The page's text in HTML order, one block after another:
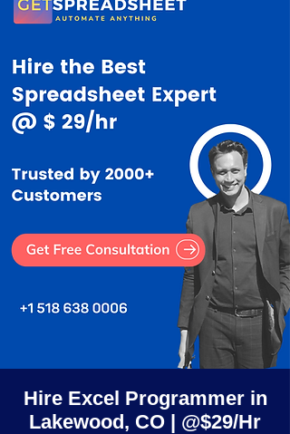
Hire Excel Programmer in
Lakewood, CO | @$29/Hr